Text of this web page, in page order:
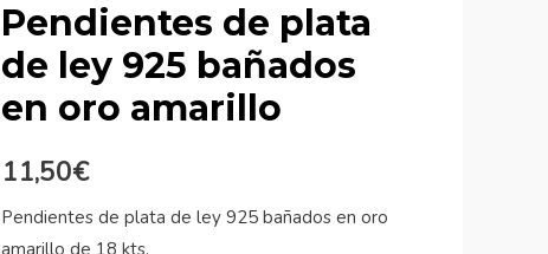
Pendientes de plata
de ley 925 bañados
en oro amarillo
11,50€
Pendientes de plata de ley 925 bañados en oro
amarillo de 18 kts.